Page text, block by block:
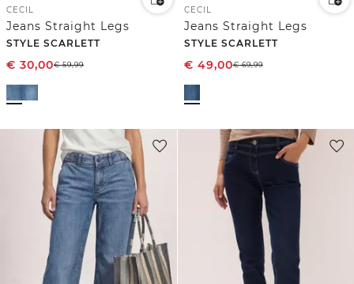
CECIL
Jeans Straight Legs
STYLE SCARLETT
€ 30,00€59,99
CECIL
Jeans Straight Legs
STYLE SCARLETT
€ 49,00€69,99